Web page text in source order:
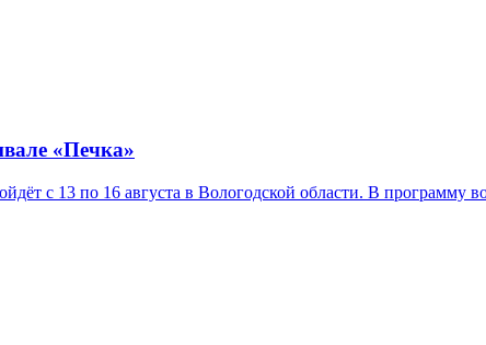
«Печка»
с 13 по 16 августа в Вологодской области. В